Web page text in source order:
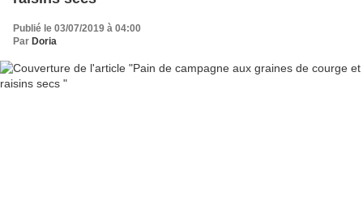
Publié le 03/07/2019 à 04:00
Par Doria